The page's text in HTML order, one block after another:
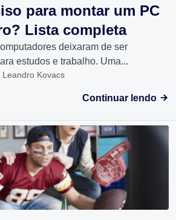
para montar um PC
Lista completa
deixaram de ser
estudos e trabalho. Uma...
Kovacs
Continuar lendo